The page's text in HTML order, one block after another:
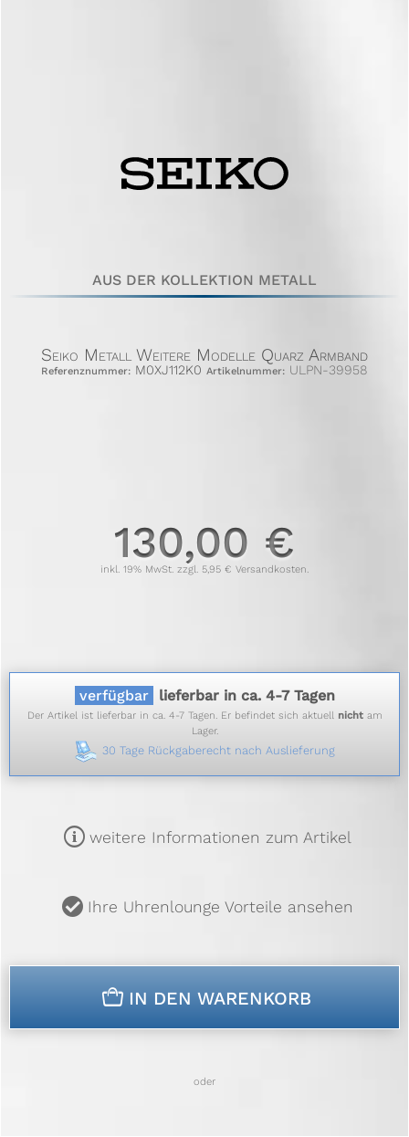
AUS DER KOLLEKTION METALL
Seiko Metall Weitere Modelle Quarz Armband
Referenznummer: M0XJ112K0 Artikelnummer: ULPN-39958
130,00 €
inkl. 19% MwSt. zzgl. 5,95 € Versandkosten.
verfügbar lieferbar in ca. 4-7 Tagen
Der Artikel ist lieferbar in ca. 4-7 Tagen. Er befindet sich aktuell nichtam
Lager.
30 Tage Rückgaberecht nach Auslieferung
m weitere Informationen zum Artikel
u Ihre Uhrenlounge Vorteile ansehen
n IN DEN WARENKORB
oder